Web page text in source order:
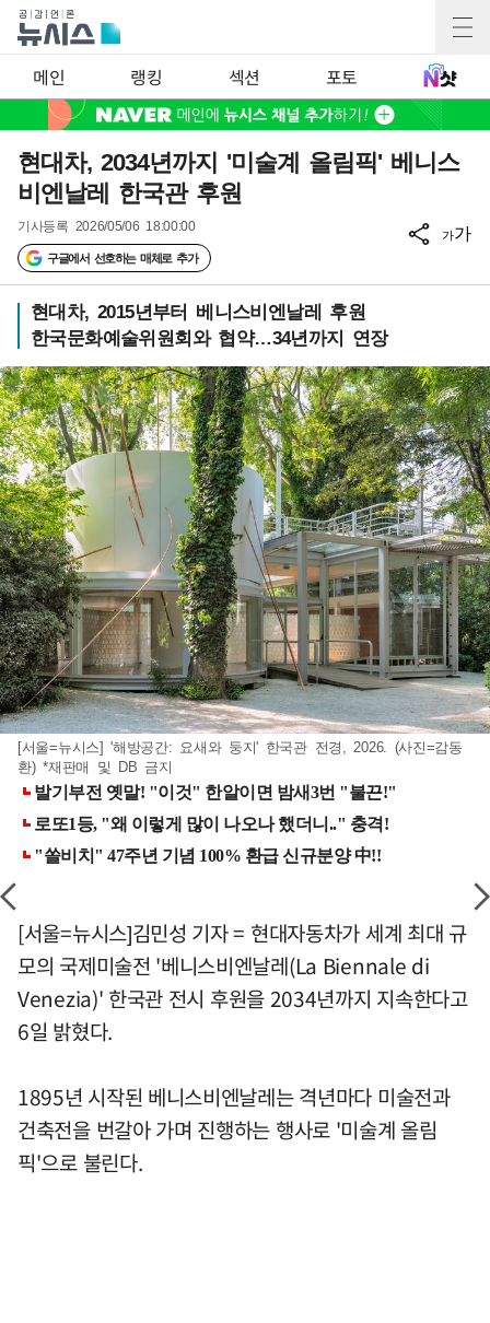
메인 랭킹 섹션 포토
현대차, 2034년까지 '미술계 올림픽' 베니스
비엔날레 한국관 후원
기사등록 2026/05/06 18:00:00
구글에서 선호하는 매체로 추가
가가
현대차, 2015년부터 베니스비엔날레 후원
한국문화예술위원회와 협약…34년까지 연장
[서울=뉴시스] '해방공간: 요새와 둥지' 한국관 전경, 2026. (사진=감동
환) *재판매 및 DB 금지
[서울=뉴시스]김민성 기자 = 현대자동차가 세계 최대 규
모의 국제미술전 '베니스비엔날레(La Biennale di
Venezia)' 한국관 전시 후원을 2034년까지 지속한다고
6일 밝혔다.
1895년 시작된 베니스비엔날레는 격년마다 미술전과
건축전을 번갈아 가며 진행하는 행사로 '미술계 올림
픽'으로 불린다.